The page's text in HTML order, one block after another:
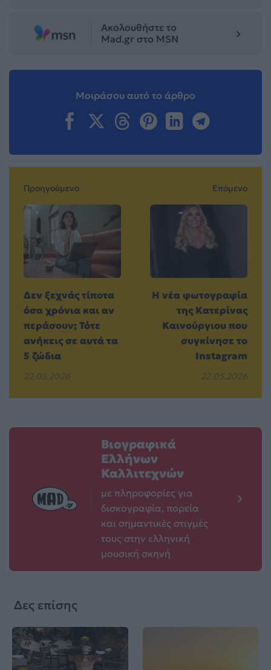
Ακολουθήστε το
Mad.gr στο MSN
Μοιράσου αυτό το άρθρο
Προηγούμενο
Δεν ξεχνάς τίποτα
όσα χρόνια και αν
περάσουν; Τότε
ανήκεις σε αυτά τα
5 ζώδια
22.05.2026
Επόμενο
Η νέα φωτογραφία
της Κατερίνας
Καινούργιου που
συγκίνησε το
Instagram
22.05.2026
Βιογραφικά
Ελλήνων
Καλλιτεχνών
με πληροφορίες για
δισκογραφία, πορεία
και σημαντικές στιγμές
τους στην ελληνική
μουσική σκηνή
Δες επίσης